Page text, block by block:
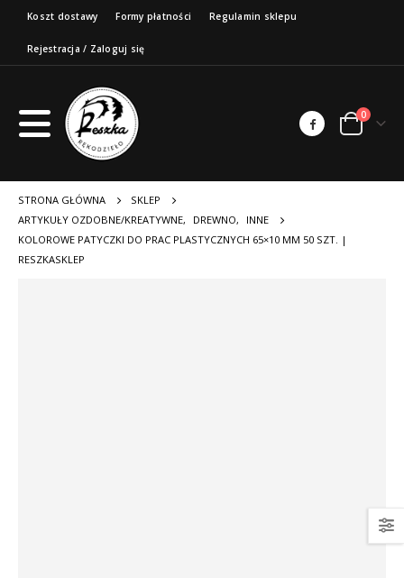
Koszt dostawy Formy płatności Regulamin sklepu
Rejestracja / Zaloguj się
0
STRONA GŁÓWNA
SKLEP
ARTYKUŁY OZDOBNE/KREATYWNE, DREWNO,
INNE
KOLOROWE PATYCZKI DO PRAC PLASTYCZNYCH 65×10 MM 50 SZT. |
RESZKASKLEP